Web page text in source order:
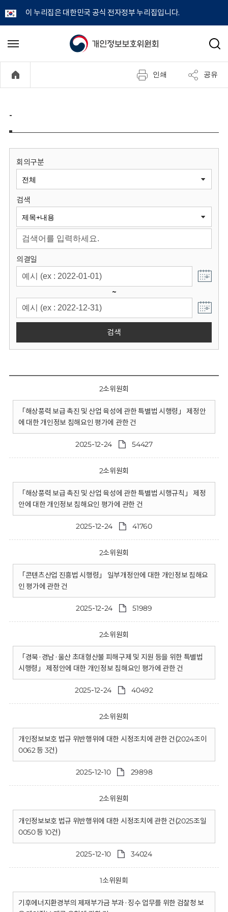
이 누리집은 대한민국 공식 전자정부 누리집입니다.
개
정
보
원
회
메
기
검
인쇄 공유
-
회의구분
검색
의결일
~
검색
2소위원회
「해상풍력 보급 촉진 및 산업 육성에 관한 특별법 시행령」 제정안
에 대한 개인정보 침해요인 평가에 관한 건
2025-12-24 54427
2소위원회
「해상풍력 보급 촉진 및 산업 육성에 관한 특별법 시행규칙」 제정
안에 대한 개인정보 침해요인 평가에 관한 건
2025-12-24 41760
2소위원회
「콘텐츠산업 진흥법 시행령」 일부개정안에 대한 개인정보 침해요
인 평가에 관한 건
2025-12-24 51989
2소위원회
「경북·경남·울산 초대형산불 피해구제 및 지원 등을 위한 특별법
시행령」 제정안에 대한 개인정보 침해요인 평가에 관한 건
2025-12-24 40492
2소위원회
개인정보보호 법규 위반행위에 대한 시정조치에 관한 건(2024조이
0062 등 3건)
2025-12-10 29898
2소위원회
개인정보보호 법규 위반행위에 대한 시정조치에 관한 건(2025조일
0050 등 10건)
2025-12-10 34024
1소위원회
기후에너지환경부의 제재부가금 부과·징수 업무를 위한 검찰청 보